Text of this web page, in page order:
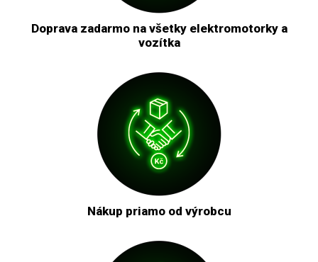
Doprava zadarmo na všetky elektromotorky a
vozítka
Nákup priamo od výrobcu